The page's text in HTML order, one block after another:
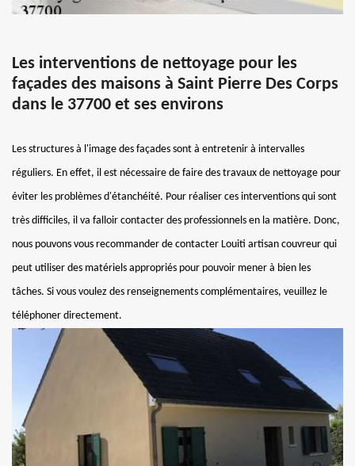
Les interventions de nettoyage pour les
façades des maisons à Saint Pierre Des Corps
dans le 37700 et ses environs
Les structures à l'image des façades sont à entretenir à intervalles
réguliers. En effet, il est nécessaire de faire des travaux de nettoyage pour
éviter les problèmes d'étanchéité. Pour réaliser ces interventions qui sont
très difficiles, il va falloir contacter des professionnels en la matière. Donc,
nous pouvons vous recommander de contacter Louiti artisan couvreur qui
peut utiliser des matériels appropriés pour pouvoir mener à bien les
tâches. Si vous voulez des renseignements complémentaires, veuillez le
téléphoner directement.